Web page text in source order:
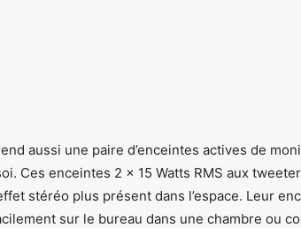
aussi une paire d’enceintes actives de
Ces enceintes 2 x 15 Watts RMS aux
stéréo plus présent dans l’espace. Leur
sur le bureau dans une chambre ou